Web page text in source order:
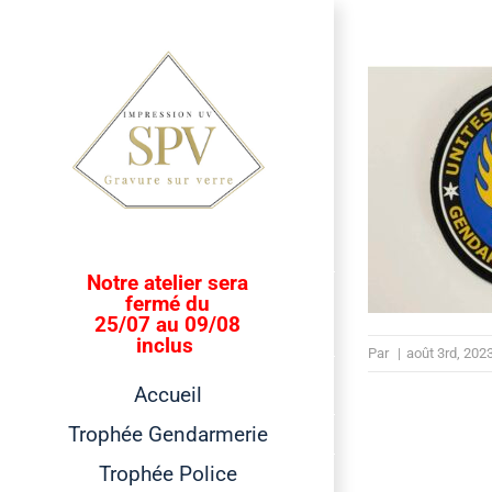
Notre atelier sera
fermé du
25/07 au 09/08
inclus
Accueil
Trophée Gendarmerie
Trophée Police
Par | août 3rd,